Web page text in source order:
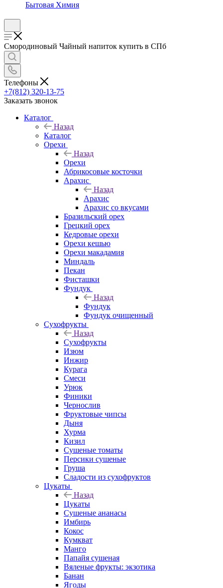
Бытовая Химия
Смородиновый Чайный напиток купить в СПб
Телефоны
+7(812) 320-13-75
Заказать звонок
Каталог
Назад
Каталог
Орехи
Назад
Орехи
Абрикосовые косточки
Арахис
Назад
Арахис
Арахис со вкусами
Бразильский орех
Грецкий орех
Кедровые орехи
Орехи кешью
Орехи макадамия
Миндаль
Пекан
Фисташки
Фундук
Назад
Фундук
Фундук очищенный
Сухофрукты
Назад
Сухофрукты
Изюм
Инжир
Курага
Смеси
Урюк
Финики
Чернослив
Фруктовые чипсы
Дыня
Хурма
Кизил
Сушеные томаты
Персики сушеные
Груша
Сладости из сухофруктов
Цукаты
Назад
Цукаты
Cушеные ананасы
Имбирь
Кокос
Кумкват
Манго
Папайя сушеная
Вяленые фрукты: экзотика
Банан
Ягоды